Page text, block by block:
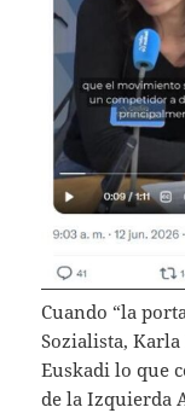
Cuando “la
Sozialista,
Euskadi lo que
de la Izquierda